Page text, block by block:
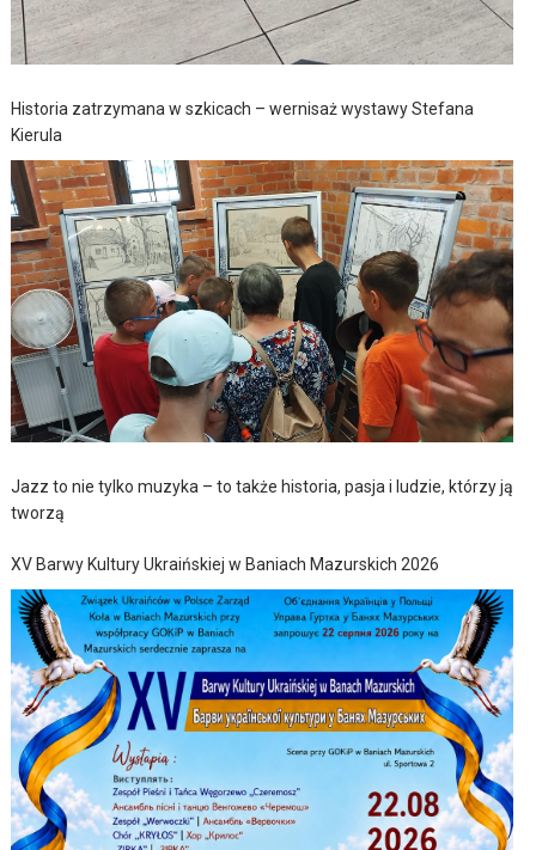
Historia zatrzymana w szkicach – wernisaż wystawy Stefana
Kierula
Jazz to nie tylko muzyka – to także historia, pasja i ludzie, którzy ją
tworzą
XV Barwy Kultury Ukraińskiej w Baniach Mazurskich 2026